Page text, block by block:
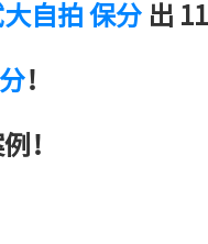
自拍 保分 出
！
！